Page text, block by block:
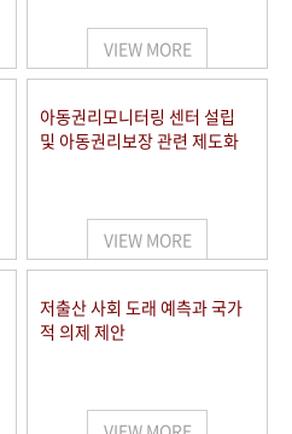
VIEW MORE
아동권리모니터링 센터 설립
및 아동권리보장 관련 제도화
VIEW MORE
저출산 사회 도래 예측과 국가
적 의제 제안